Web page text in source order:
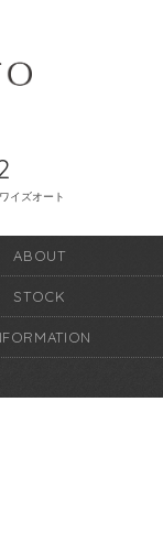
イズオート
ABOUT
STOCK